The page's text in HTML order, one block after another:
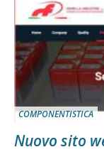
COMPONENTISTICA
Nuovo sito